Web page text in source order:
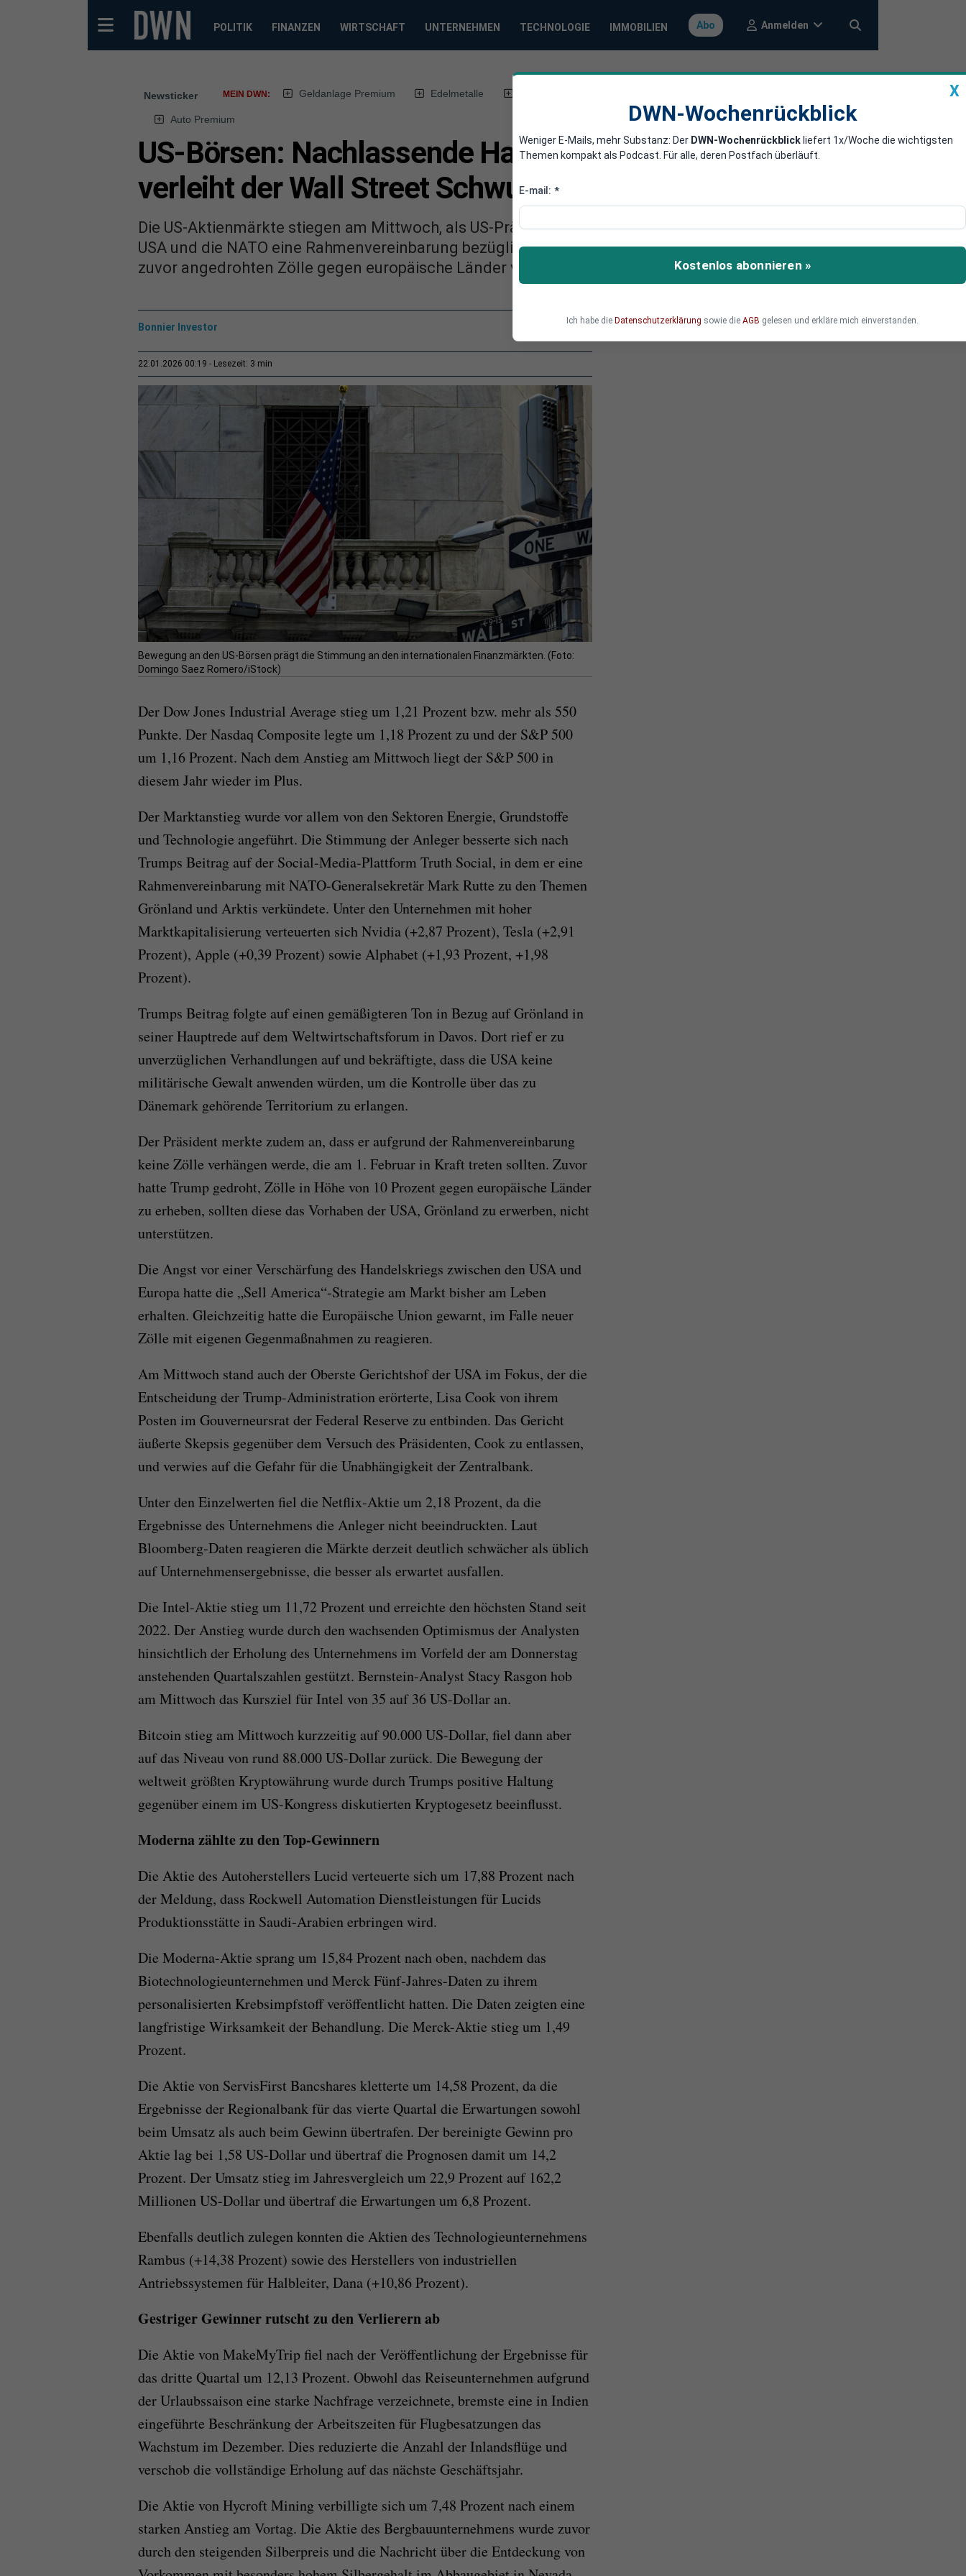
POLITIK FINANZEN WIRTSCHAFT UNTERNEHMEN TECHNOLOGIE IMMOBILIEN Abo Anmelden
Newsticker MEIN DWN: Geldanlage Premium Edelmetalle
Auto Premium
US-Börsen: Nachlassende Handelskriegsgefahr
verleiht der Wall Street Schwung
Die US-Aktienmärkte stiegen am Mittwoch, als US-Präsident Donald Trump bekannt gab, dass die
USA und die NATO eine Rahmenvereinbarung bezüglich Grönlands erzielt haben und er auf die
zuvor angedrohten Zölle gegen europäische Länder verzichtet.
Bonnier Investor
22.01.2026 00:19 Lesezeit: 3 min
Bewegung an den US-Börsen prägt die Stimmung an den internationalen Finanzmärkten. (Foto:
Domingo Saez Romero/iStock)
Der Dow Jones Industrial Average stieg um 1,21 Prozent bzw. mehr als 550
Punkte. Der Nasdaq Composite legte um 1,18 Prozent zu und der S&P 500
um 1,16 Prozent. Nach dem Anstieg am Mittwoch liegt der S&P 500 in
diesem Jahr wieder im Plus.
Der Marktanstieg wurde vor allem von den Sektoren Energie, Grundstoffe
und Technologie angeführt. Die Stimmung der Anleger besserte sich nach
Trumps Beitrag auf der Social-Media-Plattform Truth Social, in dem er eine
Rahmenvereinbarung mit NATO-Generalsekretär Mark Rutte zu den Themen
Grönland und Arktis verkündete. Unter den Unternehmen mit hoher
Marktkapitalisierung verteuerten sich Nvidia (+2,87 Prozent), Tesla (+2,91
Prozent), Apple (+0,39 Prozent) sowie Alphabet (+1,93 Prozent, +1,98
Prozent).
Trumps Beitrag folgte auf einen gemäßigteren Ton in Bezug auf Grönland in
seiner Hauptrede auf dem Weltwirtschaftsforum in Davos. Dort rief er zu
unverzüglichen Verhandlungen auf und bekräftigte, dass die USA keine
militärische Gewalt anwenden würden, um die Kontrolle über das zu
Dänemark gehörende Territorium zu erlangen.
Der Präsident merkte zudem an, dass er aufgrund der Rahmenvereinbarung
keine Zölle verhängen werde, die am 1. Februar in Kraft treten sollten. Zuvor
hatte Trump gedroht, Zölle in Höhe von 10 Prozent gegen europäische Länder
zu erheben, sollten diese das Vorhaben der USA, Grönland zu erwerben, nicht
unterstützen.
Die Angst vor einer Verschärfung des Handelskriegs zwischen den USA und
Europa hatte die „Sell America“-Strategie am Markt bisher am Leben
erhalten. Gleichzeitig hatte die Europäische Union gewarnt, im Falle neuer
Zölle mit eigenen Gegenmaßnahmen zu reagieren.
Am Mittwoch stand auch der Oberste Gerichtshof der USA im Fokus, der die
Entscheidung der Trump-Administration erörterte, Lisa Cook von ihrem
Posten im Gouverneursrat der Federal Reserve zu entbinden. Das Gericht
äußerte Skepsis gegenüber dem Versuch des Präsidenten, Cook zu entlassen,
und verwies auf die Gefahr für die Unabhängigkeit der Zentralbank.
Unter den Einzelwerten fiel die Netflix-Aktie um 2,18 Prozent, da die
Ergebnisse des Unternehmens die Anleger nicht beeindruckten. Laut
Bloomberg-Daten reagieren die Märkte derzeit deutlich schwächer als üblich
auf Unternehmensergebnisse, die besser als erwartet ausfallen.
Die Intel-Aktie stieg um 11,72 Prozent und erreichte den höchsten Stand seit
2022. Der Anstieg wurde durch den wachsenden Optimismus der Analysten
hinsichtlich der Erholung des Unternehmens im Vorfeld der am Donnerstag
anstehenden Quartalszahlen gestützt. Bernstein-Analyst Stacy Rasgon hob
am Mittwoch das Kursziel für Intel von 35 auf 36 US-Dollar an.
Bitcoin stieg am Mittwoch kurzzeitig auf 90.000 US-Dollar, fiel dann aber
auf das Niveau von rund 88.000 US-Dollar zurück. Die Bewegung der
weltweit größten Kryptowährung wurde durch Trumps positive Haltung
gegenüber einem im US-Kongress diskutierten Kryptogesetz beeinflusst.
Moderna zählte zu den Top-Gewinnern
Die Aktie des Autoherstellers Lucid verteuerte sich um 17,88 Prozent nach
der Meldung, dass Rockwell Automation Dienstleistungen für Lucids
Produktionsstätte in Saudi-Arabien erbringen wird.
Die Moderna-Aktie sprang um 15,84 Prozent nach oben, nachdem das
Biotechnologieunternehmen und Merck Fünf-Jahres-Daten zu ihrem
personalisierten Krebsimpfstoff veröffentlicht hatten. Die Daten zeigten eine
langfristige Wirksamkeit der Behandlung. Die Merck-Aktie stieg um 1,49
Prozent.
Die Aktie von ServisFirst Bancshares kletterte um 14,58 Prozent, da die
Ergebnisse der Regionalbank für das vierte Quartal die Erwartungen sowohl
beim Umsatz als auch beim Gewinn übertrafen. Der bereinigte Gewinn pro
Aktie lag bei 1,58 US-Dollar und übertraf die Prognosen damit um 14,2
Prozent. Der Umsatz stieg im Jahresvergleich um 22,9 Prozent auf 162,2
Millionen US-Dollar und übertraf die Erwartungen um 6,8 Prozent.
Ebenfalls deutlich zulegen konnten die Aktien des Technologieunternehmens
Rambus (+14,38 Prozent) sowie des Herstellers von industriellen
Antriebssystemen für Halbleiter, Dana (+10,86 Prozent).
Gestriger Gewinner rutscht zu den Verlierern ab
Die Aktie von MakeMyTrip fiel nach der Veröffentlichung der Ergebnisse für
das dritte Quartal um 12,13 Prozent. Obwohl das Reiseunternehmen aufgrund
der Urlaubssaison eine starke Nachfrage verzeichnete, bremste eine in Indien
eingeführte Beschränkung der Arbeitszeiten für Flugbesatzungen das
Wachstum im Dezember. Dies reduzierte die Anzahl der Inlandsflüge und
verschob die vollständige Erholung auf das nächste Geschäftsjahr.
Die Aktie von Hycroft Mining verbilligte sich um 7,48 Prozent nach einem
starken Anstieg am Vortag. Die Aktie des Bergbauunternehmens wurde zuvor
durch den steigenden Silberpreis und die Nachricht über die Entdeckung von
X
DWN-Wochenrückblick
Weniger E-Mails, mehr Substanz: Der DWN-Wochenrückblick liefert 1x/Woche die wichtigsten
Themen kompakt als Podcast. Für alle, deren Postfach überläuft.
E-mail: *
Kostenlos abonnieren »
Ich habe die Datenschutzerklärung sowie die AGB gelesen und erkläre mich einverstanden.